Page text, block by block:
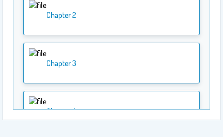
Chapter 2
Chapter 3
Chapter 4